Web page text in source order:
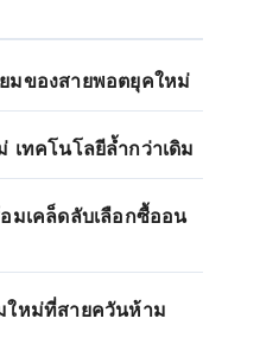
มของสายพอตยุคใหม่
เทคโนโลยีล้ำกว่าเดิม
มเคล็ดลับเลือกซื้ออน
ใหม่ที่สายควันห้าม